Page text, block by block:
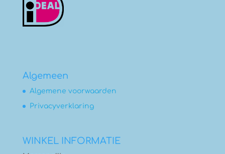
Algemeen
Algemene voorwaarden
Privacyverklaring
WINKEL INFORMATIE